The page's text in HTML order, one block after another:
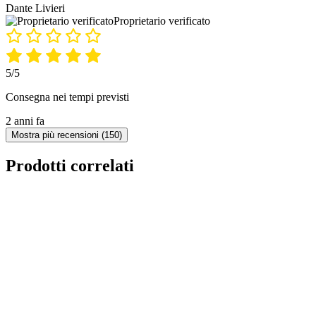
Dante Livieri
Proprietario verificato
5/5
Consegna nei tempi previsti
2 anni fa
Mostra più recensioni (150)
Prodotti correlati